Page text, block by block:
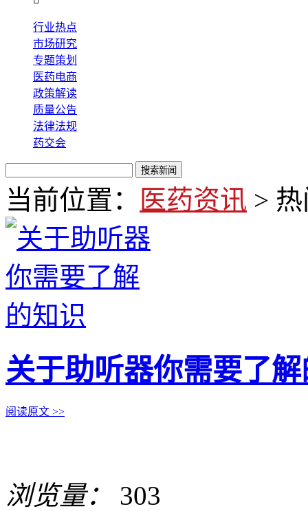
行业热点
市场研究
专题策划
医药电商
政策解读
质量公告
法律法规
药交会
当前位置： 医药资讯 >
关于助听器你需要了
阅读原文 >>
浏览量：
303